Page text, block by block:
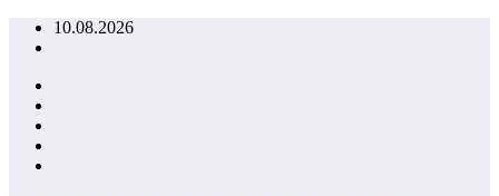
Перейти10.08.2026